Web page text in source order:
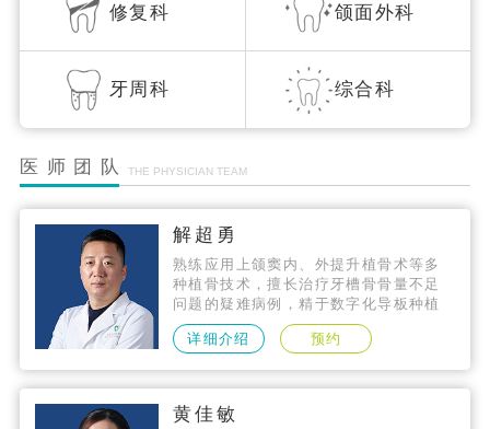
修复科 颌面外科
牙周科 综合科
医师团队 THE PHYSICIAN TEAM
解超勇
熟练应用上颌窦内、外提升植骨术等多
种植骨技术，擅长治疗牙槽骨骨量不足
问题的疑难病例，精于数字化导板种植
技术、微创种植技术、即刻种植技术，
种植技术精准，拥有数千个成功案例。
详细介绍 预约
黄佳敏